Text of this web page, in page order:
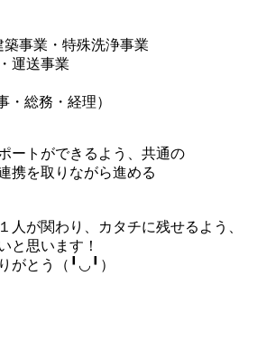
・特殊洗浄事業
送事業
総務・経理）
ートができるよう、共通の
携を取りながら進める
人が関わり、カタチに残せるよう、
と思います！
がとう（╹◡╹）